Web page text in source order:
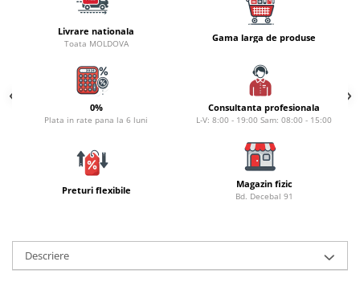
Momeala artificiala
Aditivi, arome, dipuri
Pescuit la copca
Bagajerie pescuit
Rucsac
Accesorii conexe pescuit
Livrare nationala
Toata MOLDOVA
Gama larga de produse
0%
Plata in rate pana la 6 luni
Consultanta profesionala
L-V: 8:00 - 19:00 Sam: 08:00 - 15:00
Preturi flexibile Magazin fizic
Bd. Decebal 91
Descriere